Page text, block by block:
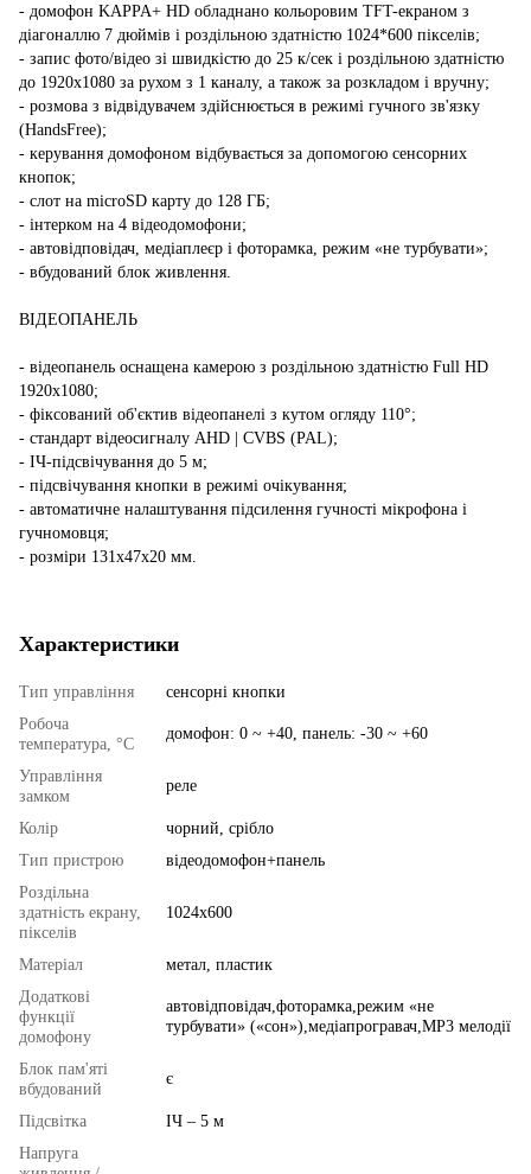
- домофон KAPPA+ HD обладнано кольоровим TFT-екраном з
діагоналлю 7 дюймів і роздільною здатністю 1024*600 пікселів;
- запис фото/відео зі швидкістю до 25 к/сек і роздільною здатністю
до 1920х1080 за рухом з 1 каналу, а також за розкладом і вручну;
- розмова з відвідувачем здійснюється в режимі гучного зв'язку
(HandsFree);
- керування домофоном відбувається за допомогою сенсорних
кнопок;
- слот на microSD карту до 128 ГБ;
- інтерком на 4 відеодомофони;
- автовідповідач, медіаплеєр і фоторамка, режим «не турбувати»;
- вбудований блок живлення.
ВІДЕОПАНЕЛЬ
- відеопанель оснащена камерою з роздільною здатністю Full HD
1920x1080;
- фіксований об'єктив відеопанелі з кутом огляду 110°;
- стандарт відеосигналу AHD | CVBS (PAL);
- ІЧ-підсвічування до 5 м;
- підсвічування кнопки в режимі очікування;
- автоматичне налаштування підсилення гучності мікрофона і
гучномовця;
- розміри 131х47х20 мм.
Характеристики
Тип управління
сенсорні кнопки
Робоча
температура, °C
домофон: 0 ~ +40, панель: -30 ~ +60
Управління
замком
реле
Колір
чорний, срібло
Тип пристрою
відеодомофон+панель
Роздільна
здатність екрану,
пікселів
1024x600
Матеріал
метал, пластик
Додаткові
функції
домофону
автовідповідач,фоторамка,режим «не
турбувати» («сон»),медіапрогравач,MP3 мелодії
Блок пам'яті
вбудований
є
Підсвітка
ІЧ – 5 м
Напруга